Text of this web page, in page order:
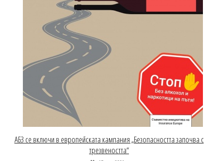
АБЗ се включи в европейската кампания „Безопасността започва с
трезвеността“